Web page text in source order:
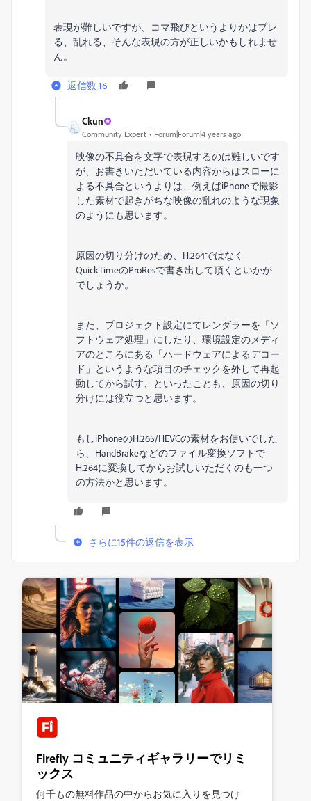
表現が難しいですが、コマ飛びというよりかはブレ
る、乱れる、そんな表現の方が正しいかもしれませ
ん。
返信数 16
Ckun
Community Expert Forum|Forum|4 years ago
映像の不具合を文字で表現するのは難しいです
が、お書きいただいている内容からはスローに
よる不具合というよりは、例えばiPhoneで撮影
した素材で起きがちな映像の乱れのような現象
のようにも思います。
原因の切り分けのため、H.264ではなく
QuickTimeのProResで書き出して頂くといかが
でしょうか。
また、プロジェクト設定にてレンダラーを「ソ
フトウェア処理」にしたり、環境設定のメディ
アのところにある「ハードウェアによるデコー
ド」というような項目のチェックを外して再起
動してから試す、といったことも、原因の切り
分けには役立つと思います。
もしiPhoneのH.265/HEVCの素材をお使いでした
ら、HandBrakeなどのファイル変換ソフトで
H.264に変換してからお試しいただくのも一つ
の方法かと思います。
さらに15件の返信を表示
Firefly コミュニティギャラリーでリミ
ックス
何千もの無料作品の中からお気に入りを見つけ